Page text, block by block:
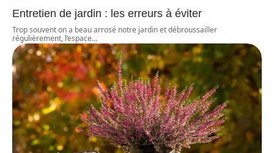
Entretien de jardin : les erreurs à éviter
Trop souvent on a beau arrosé notre jardin et débroussailler
régulièrement, l’espace…